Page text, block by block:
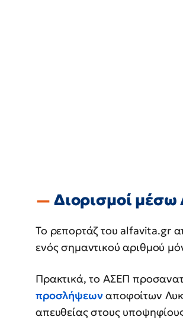
Διορισμοί
Το ρεπορτάζ του alfavita.gr
ενός σημαντικού αριθμού
Πρακτικά, το ΑΣΕΠ
προσλήψεωναποφοίτων
απευθείας στους